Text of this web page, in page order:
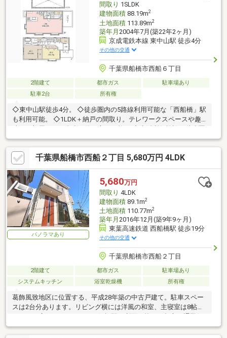
間取り 1SLDK
建物面積88.19m2
土地面積113.89m2
築年月 2004年7月(築22年2ヶ月)
京成電鉄本線 東中山駅 徒歩4分
その他の交通
千葉県船橋市西船６丁目
2階建て 都市ガス
駐車場あり
駐車2台
所有権
◇東中山駅徒歩4分。 ◇徒歩圏内の5路線利用可能な「西船橋」駅
も利用可能。 ◇1LDK＋納戸の間取り。テレワークスペースや趣
内。
千葉県船橋市西船２丁目 5,680万円 4LDK
パノラマあり
5,680万円
間取り 4LDK
建物面積89.1m2
土地面積110.77m2
築年月 2016年12月(築9年9ヶ月)
東葉高速鉄道 西船橋駅 徒歩19分
その他の交通
千葉県船橋市西船２丁目
2階建て 都市ガス
駐車場あり
システムキッチン
浴室乾燥機 所有権
葛飾風致地区に位置する、平成28年築の中古戸建て。駐車スペー
スは2台分あります。リビング横には洋風の和室、主寝室は8帖と
利 な住環境です。